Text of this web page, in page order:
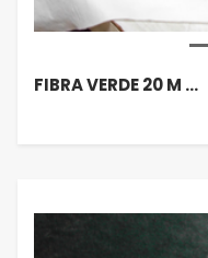
FIBRA VERDE 20 M …